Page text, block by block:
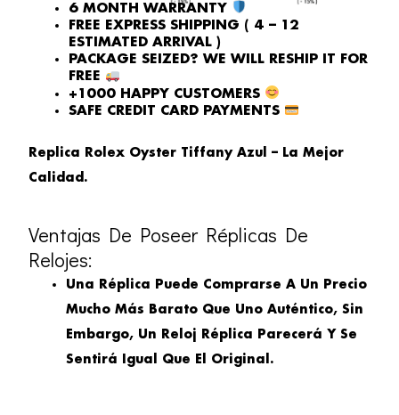
6 MONTH WARRANTY
FREE EXPRESS SHIPPING ( 4 – 12
ESTIMATED ARRIVAL )
PACKAGE SEIZED? WE WILL RESHIP IT FOR
FREE
+1000 HAPPY CUSTOMERS
SAFE CREDIT CARD PAYMENTS
Replica Rolex Oyster Tiffany Azul – La Mejor
Calidad.
Ventajas De Poseer Réplicas De
Relojes:
Una Réplica Puede Comprarse A Un Precio
Mucho Más Barato Que Uno Auténtico, Sin
Embargo, Un Reloj Réplica Parecerá Y Se
Sentirá Igual Que El Original.